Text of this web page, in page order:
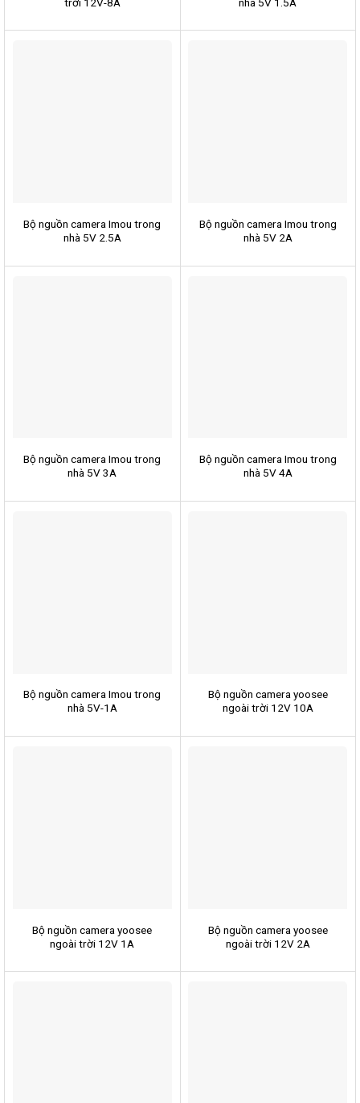
Bộ nguồn camera Imou trong
nhà 5V 2.5A
Bộ nguồn camera Imou trong
nhà 5V 2A
Bộ nguồn camera Imou trong
nhà 5V 3A
Bộ nguồn camera Imou trong
nhà 5V 4A
Bộ nguồn camera Imou trong
nhà 5V-1A
Bộ nguồn camera yoosee
ngoài trời 12V 10A
Bộ nguồn camera yoosee
ngoài trời 12V 1A
Bộ nguồn camera yoosee
ngoài trời 12V 2A